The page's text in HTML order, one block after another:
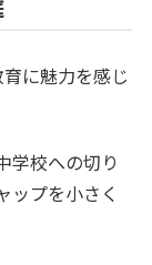
に魅力を感じ
学校への切り
ップを小さく